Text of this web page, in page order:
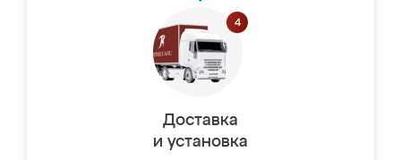
Доставка
и установка